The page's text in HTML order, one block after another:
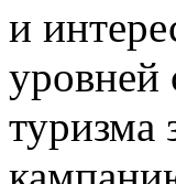
и
уровней
туризма